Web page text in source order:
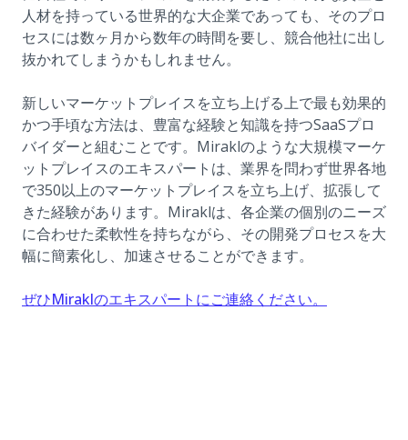
人材を持っている世界的な大企業であっても、そのプロ
セスには数ヶ月から数年の時間を要し、競合他社に出し
抜かれてしまうかもしれません。
新しいマーケットプレイスを立ち上げる上で最も効果的
かつ手頃な方法は、豊富な経験と知識を持つSaaSプロ
バイダーと組むことです。Miraklのような大規模マーケ
ットプレイスのエキスパートは、業界を問わず世界各地
で350以上のマーケットプレイスを立ち上げ、拡張して
きた経験があります。Miraklは、各企業の個別のニーズ
に合わせた柔軟性を持ちながら、その開発プロセスを大
幅に簡素化し、加速させることができます。
ぜひMiraklのエキスパートにご連絡ください。